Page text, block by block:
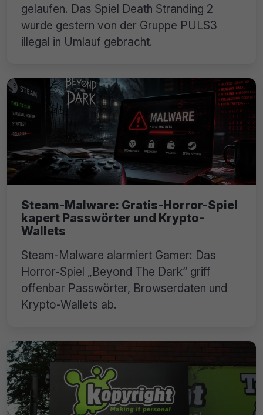
gelaufen. Das Spiel Death Stranding 2
wurde gestern von der Gruppe PULS3
illegal in Umlauf gebracht.
Steam-Malware: Gratis-Horror-Spiel
kapert Passwörter und Krypto-
Wallets
Steam-Malware alarmiert Gamer: Das
Horror-Spiel „Beyond The Dark“ griff
offenbar Passwörter, Browserdaten und
Krypto-Wallets ab.